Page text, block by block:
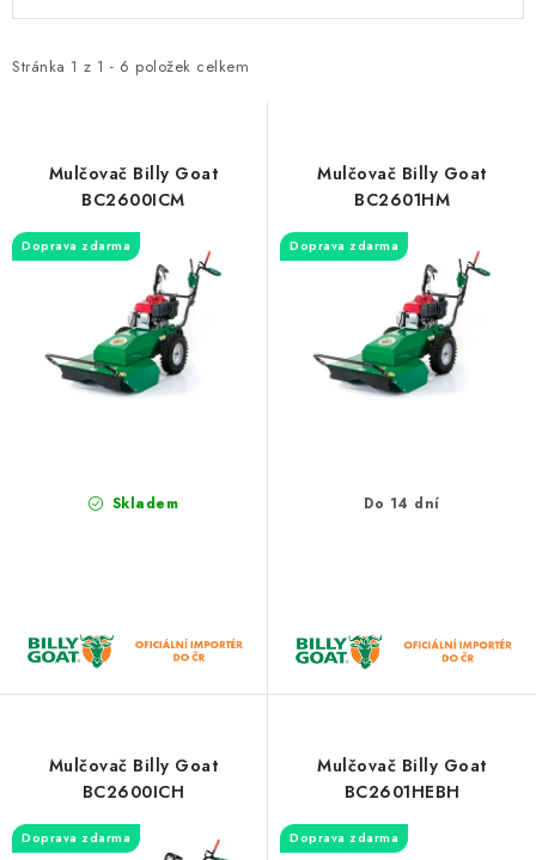
i
d
u
Stránka 1 z 1 - 6 položek celkem
e
o
d
Mulčovač Billy Goat
BC2600ICM
Doprava zdarma
Skladem
Mulčovač Billy Goat
BC2601HM
Doprava zdarma
Do 14 dní
Mulčovač Billy Goat
BC2600ICH
Doprava zdarma
Mulčovač Billy Goat
BC2601HEBH
Doprava zdarma